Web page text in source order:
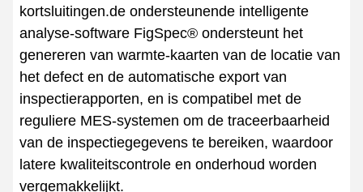
kortsluitingen.de ondersteunende intelligente
analyse-software FigSpec® ondersteunt het
genereren van warmte-kaarten van de locatie van
het defect en de automatische export van
inspectierapporten, en is compatibel met de
reguliere MES-systemen om de traceerbaarheid
van de inspectiegegevens te bereiken, waardoor
latere kwaliteitscontrole en onderhoud worden
vergemakkelijkt.